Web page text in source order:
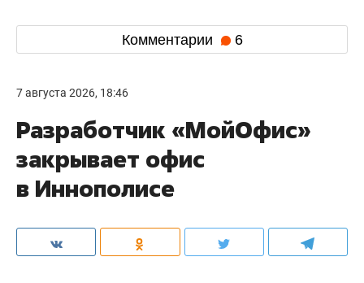
Комментарии 6
7 августа 2026, 18:46
Разработчик «МойОфис»
закрывает офис
в Иннополисе